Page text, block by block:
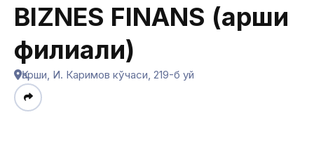
BIZNES FINANS (Қарши
филиали)
Қарши, И. Каримов кўчаси, 219-б уй